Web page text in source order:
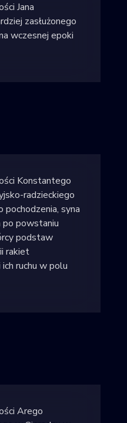
Jana
zasłużonego
wczesnej epoki
Konstantego
radzieckiego
syna
po powstaniu
podstaw
rakiet
ruchu w polu
Arego